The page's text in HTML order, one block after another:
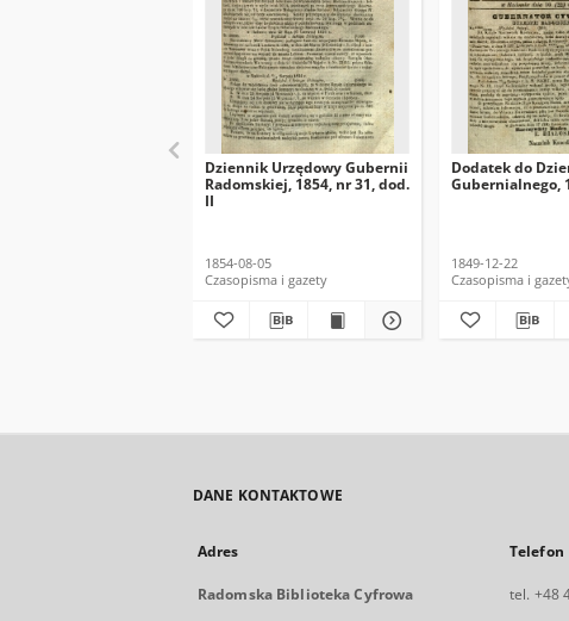
Dziennik Urzędowy Gubernii
Radomskiej, 1854, nr 31, dod.
II
1854-08-05
Czasopisma i gazety
Dodatek do
Gubernialnego,
1849-12-22
Czasopisma i
DANE KONTAKTOWE
Adres
Radomska Biblioteka Cyfrowa
Telefon
tel. +48